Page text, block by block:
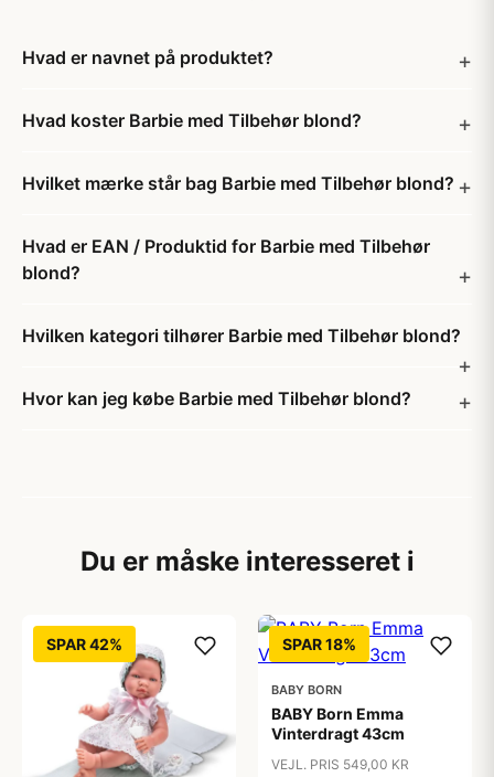
Hvad er navnet på produktet?
Hvad koster Barbie med Tilbehør blond?
Hvilket mærke står bag Barbie med Tilbehør blond?
Hvad er EAN / Produktid for Barbie med Tilbehør
blond?
Hvilken kategori tilhører Barbie med Tilbehør blond?
Hvor kan jeg købe Barbie med Tilbehør blond?
Du er måske interesseret i
SPAR 42% SPAR 18%
BABY BORN
BABY Born Emma
Vinterdragt 43cm
VEJL. PRIS 549,00 KR